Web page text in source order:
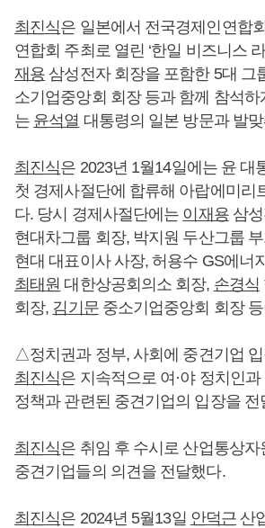
최진식은 일본에서 전국경제인연합
연합회 주최로 열린 ‘한일 비즈니스
재용 삼성전자 회장을 포함한 5대 그
소기업중앙회 회장 등과 함께 참석하
는 윤석열 대통령의 일본 방문과 발
최진식은 2023년 1월14일에는 윤 대
첫 경제사절단에 합류해 아랍에미리
다. 당시 경제사절단에는 이재용삼성
현대차그룹 회장, 박지원 두산그룹
현대 대표이사 사장, 허용수 GS에너
최태원 대한상공회의소 회장, 손경식
회장, 김기문중소기업중앙회 회장
△정치권과 정부, 사회에 중견기업
최진식은 지속적으로 여·야 정치인
정책과 관련된 중견기업의 입장을 전
최진식은 취임 후 수시로 산업통상
중견기업들의 의견을 전달했다.
최진식은 2024년 5월13일 안덕근 산